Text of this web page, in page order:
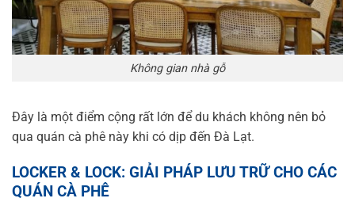
Không gian nhà gỗ
Đây là một điểm cộng rất lớn để du khách không nên bỏ
qua quán cà phê này khi có dịp đến Đà Lạt.
LOCKER & LOCK: GIẢI PHÁP LƯU TRỮ CHO CÁC
QUÁN CÀ PHÊ